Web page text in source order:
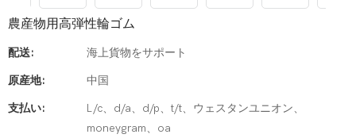
農産物用高弾性輪ゴム
配送: 海上貨物をサポート
原産地: 中国
支払い:
L/c、d/a、d/p、t/t、ウェスタンユニオン、
moneygram、oa